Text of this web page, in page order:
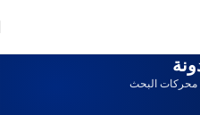
البحث